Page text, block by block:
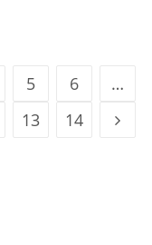
5 6
…
13 14